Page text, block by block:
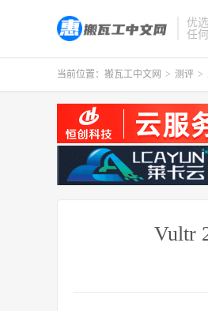
优
任
当前位置： 搬瓦工中文网 > 测评 >
Vultr